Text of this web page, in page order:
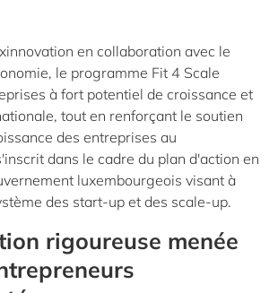
en collaboration avec le
le programme Fit 4 Scale
à fort potentiel de croissance et
tout en renforçant le soutien
des entreprises au
dans le cadre du plan d'action en
luxembourgeois visant à
des start-up et des scale-up.
rigoureuse menée